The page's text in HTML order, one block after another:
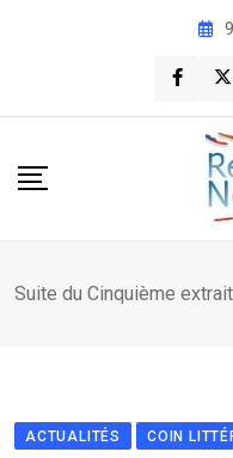
Suite du Cinquième
ACTUALITÉS COIN